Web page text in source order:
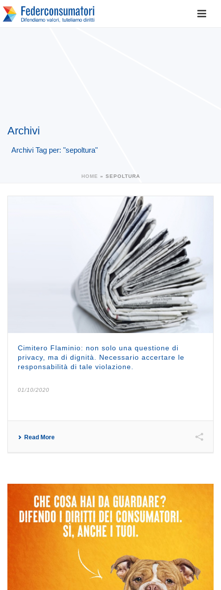
Archivi
Archivi Tag per: "sepoltura"
HOME » SEPOLTURA
Cimitero Flaminio: non solo una questione di
privacy, ma di dignità. Necessario accertare le
responsabilità di tale violazione.
01/10/2020
Read More